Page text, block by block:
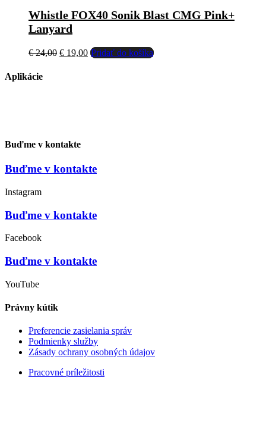
Whistle FOX40 Sonik Blast CMG Pink+
Lanyard
€24,00 Pôvodná
€ 19,00Aktuálna
Pridať do košíka
Aplikácie
Buďme v kontakte
Buďme v kontakte
Instagram
Buďme v kontakte
Facebook
Buďme v kontakte
YouTube
Právny kútik
Preferencie zasielania správ
Podmienky služby
Zásady ochrany osobných údajov
Pracovné príležitosti